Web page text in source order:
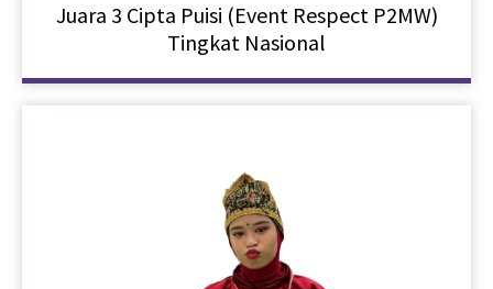
Juara 3 Cipta Puisi (Event Respect P2MW)
Tingkat Nasional